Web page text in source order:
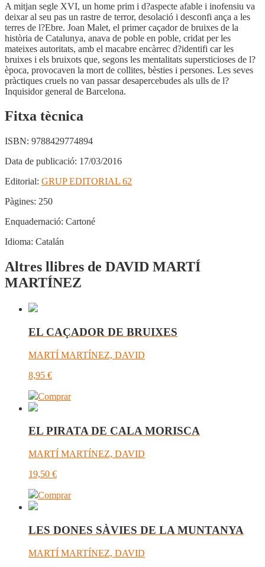
A mitjan segle XVI, un home prim i d?aspecte afable i inofensiu va
deixar al seu pas un rastre de terror, desolació i desconfi ança a les
terres de l?Ebre. Joan Malet, el primer caçador de bruixes de la
història de Catalunya, anava de poble en poble, cridat per les
mateixes autoritats, amb el macabre encàrrec d?identifi car les
bruixes i els bruixots que, segons les mentalitats supersticioses de l?
època, provocaven la mort de collites, bèsties i persones. Les seves
pràctiques cruels no van passar desapercebudes als ulls de l?
Inquisidor general de Barcelona.
Fitxa tècnica
ISBN: 9788429774894
Data de publicació: 17/03/2016
Editorial: GRUP EDITORIAL 62
Pàgines: 250
Enquadernació: Cartoné
Idioma: Catalán
Altres llibres de DAVID MARTÍ
MARTÍNEZ
EL CAÇADOR DE BRUIXES
MARTÍ MARTÍNEZ, DAVID
8,95 €
Comprar
EL PIRATA DE CALA MORISCA
MARTÍ MARTÍNEZ, DAVID
19,50 €
Comprar
LES DONES SÀVIES DE LA MUNTANYA
MARTÍ MARTÍNEZ, DAVID